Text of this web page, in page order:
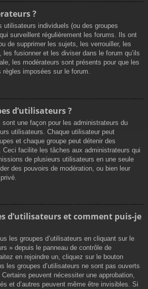
?
utilisateurs individuels (ou des groupes
surveillent régulièrement les forums. Ils ont
de supprimer les sujets, les verrouiller, les
les fusionner et les diviser dans le forum qu’ils
les modérateurs sont présents pour que les
imposées sur le forum.
d’utilisateurs ?
sont une façon pour les administrateurs du
utilisateurs. Chaque utilisateur peut
et chaque groupe peut détenir des
Ceci facilite les tâches aux administrateurs qui
de plusieurs utilisateurs en une seule
des pouvoirs de modération, ou bien leur
d’utilisateurs et comment puis-je
les groupes d’utilisateurs en cliquant sur le
» depuis le panneau de contrôle de
en rejoindre un, cliquez sur le bouton
les groupes d’utilisateurs ne sont pas ouverts
peuvent nécessiter une approbation,
et d’autres peuvent même être invisibles. Si